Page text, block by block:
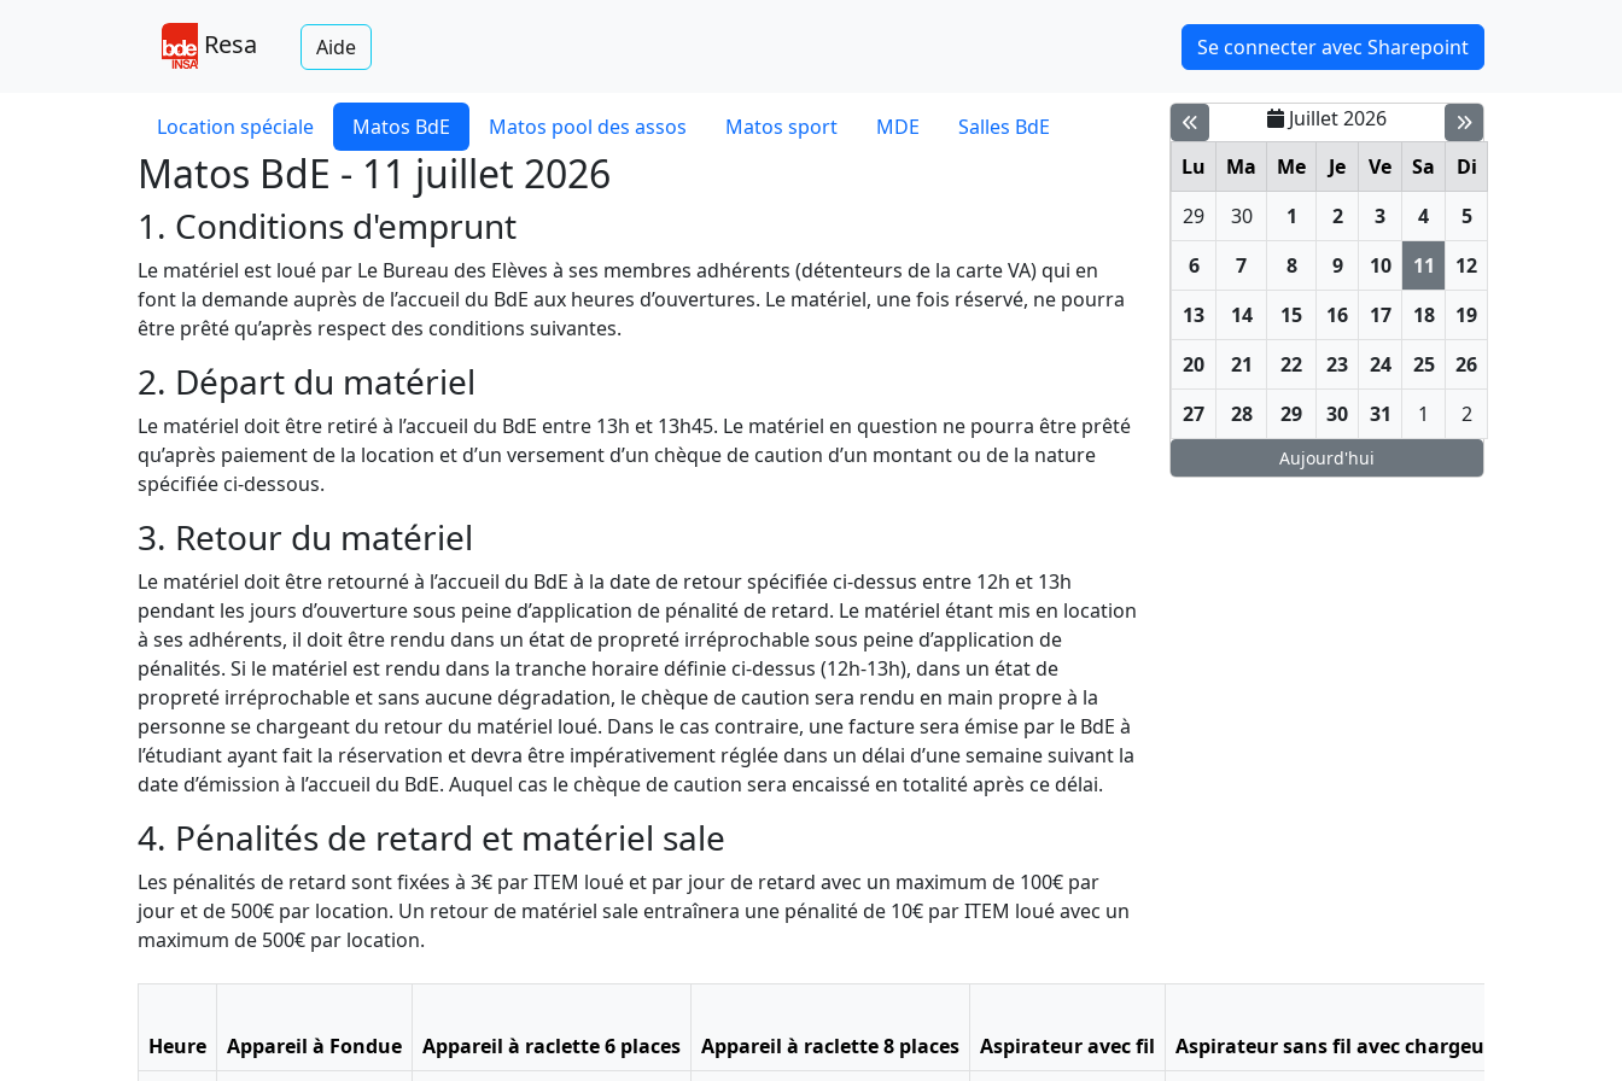
Resa Aide Se connecter avec Sharepoint
Location spéciale Matos BdE Matos pool des assos Matos sport MDE Salles BdE
Matos BdE - 11 juillet 2026
1. Conditions d'emprunt
Le matériel est loué par Le Bureau des Elèves à ses membres adhérents (détenteurs de la carte VA) qui en
font la demande auprès de l’accueil du BdE aux heures d’ouvertures. Le matériel, une fois réservé, ne pourra
être prêté qu’après respect des conditions suivantes.
2. Départ du matériel
Le matériel doit être retiré à l’accueil du BdE entre 13h et 13h45. Le matériel en question ne pourra être prêté
qu’après paiement de la location et d’un versement d’un chèque de caution d’un montant ou de la nature
spécifiée ci-dessous.
3. Retour du matériel
Le matériel doit être retourné à l’accueil du BdE à la date de retour spécifiée ci-dessus entre 12h et 13h
pendant les jours d’ouverture sous peine d’application de pénalité de retard. Le matériel étant mis en location
à ses adhérents, il doit être rendu dans un état de propreté irréprochable sous peine d’application de
pénalités. Si le matériel est rendu dans la tranche horaire définie ci-dessus (12h-13h), dans un état de
propreté irréprochable et sans aucune dégradation, le chèque de caution sera rendu en main propre à la
personne se chargeant du retour du matériel loué. Dans le cas contraire, une facture sera émise par le BdE à
l’étudiant ayant fait la réservation et devra être impérativement réglée dans un délai d’une semaine suivant la
date d’émission à l’accueil du BdE. Auquel cas le chèque de caution sera encaissé en totalité après ce délai.
4. Pénalités de retard et matériel sale
Les pénalités de retard sont fixées à 3€ par ITEM loué et par jour de retard avec un maximum de 100€ par
jour et de 500€ par location. Un retour de matériel sale entraînera une pénalité de 10€ par ITEM loué avec un
maximum de 500€ par location.
Juillet 2026
Lu
Ma Me Je Ve Sa
Di
29
30 1 2 3 4
5
6
7 8 9 10 11
12
13
14 15 16 17 18
19
20
21 22 23 24 25
26
27
28 29 30 31 1 2
Aujourd'hui
Heure Appareil à Fondue Appareil à raclette 6 places Appareil à raclette 8 places Aspirateur avec fil Aspirateur sans fil avec chargeur